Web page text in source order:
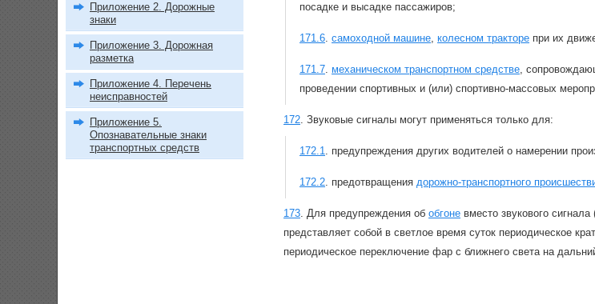
посадке и высадке пассажиров;
171.6. самоходной машине, колесном тракторе при их
171.7. механическом транспортном средстве,
проведении спортивных и (или) спортивно-массовых
172. Звуковые сигналы могут применяться только для:
172.1. предупреждения других водителей о намерении
172.2. предотвращения дорожно-транспортного
173. Для предупреждения об обгоне вместо звукового
представляет собой в светлое время суток периодическое
периодическое переключение фар с ближнего света на
Приложение 2. Дорожные
знаки
Приложение 3. Дорожная
разметка
Приложение 4. Перечень
неисправностей
Приложение 5.
Опознавательные знаки
транспортных средств